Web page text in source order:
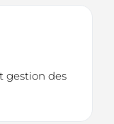
gestion des